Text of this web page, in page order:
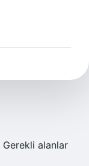
Gerekli alanlar